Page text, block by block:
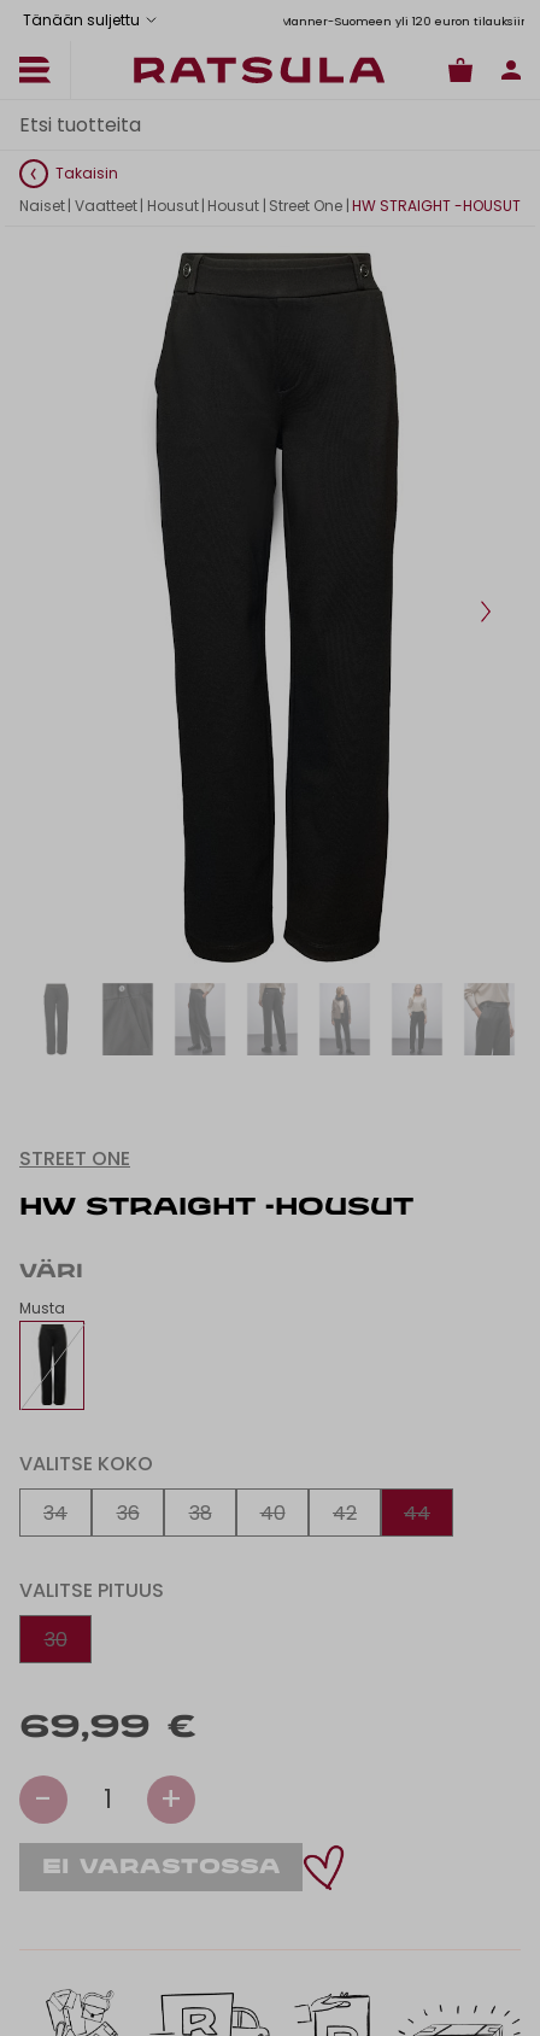
Tänään suljettuToimituskulut alk. 6,90€
Ilmainen toimitus Manner-Suomeen yli 120 euron tilauksiin
Takaisin
Naiset| Vaatteet| Housut | Housut | Street One |HW STRAIGHT -HOUSUT
STREET ONE
HW STRAIGHT -HOUSUT
VÄRI
Musta
VALITSE KOKO
34
36 38 40 42 44
VALITSE PITUUS
30
69,99 €
- 1 +